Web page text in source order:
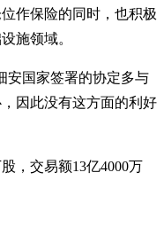
作保险的同时，也积极
施领域。
安国家签署的协定多与
因此没有这方面的利好
，交易额13亿4000万